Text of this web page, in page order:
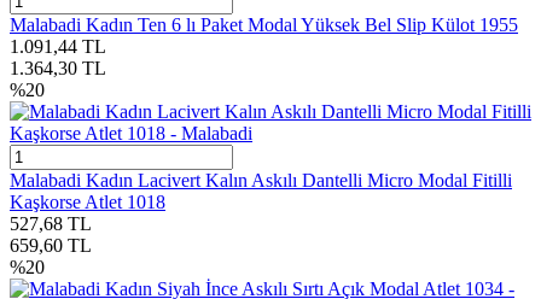
Malabadi Kadın Ten 6 lı Paket Modal Yüksek Bel Slip Külot 1955
1.091,44 TL
1.364,30 TL
%20
Malabadi Kadın Lacivert Kalın Askılı Dantelli Micro Modal Fitilli
Kaşkorse Atlet 1018
527,68 TL
659,60 TL
%20